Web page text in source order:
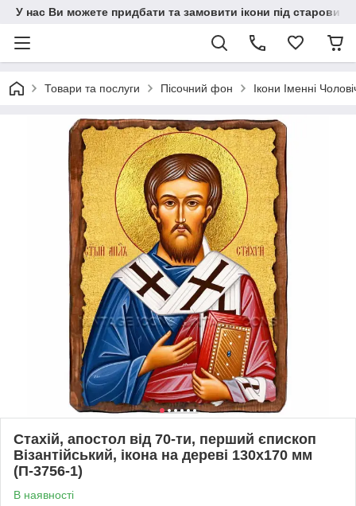
У нас Ви можете придбати та замовити ікони під
Товари та послуги Пісочний фон Ікони Іменні
Стахій, апостол від 70-ти, перший єпископ
Візантійський, ікона на дереві 130х170 мм
(П-3756-1)
В наявності